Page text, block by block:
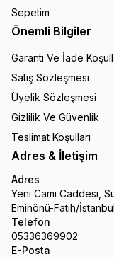
Sepetim
Önemli Bilgiler
Garanti Ve İade
Satış Sözleşmesi
Üyelik Sözleşmesi
Gizlilik Ve Güvenlik
Teslimat Koşulları
Adres & İletişim
Adres
Yeni Cami Caddesi,
Eminönü-Fatih/İstanbul
Telefon
05336369902
E-Posta